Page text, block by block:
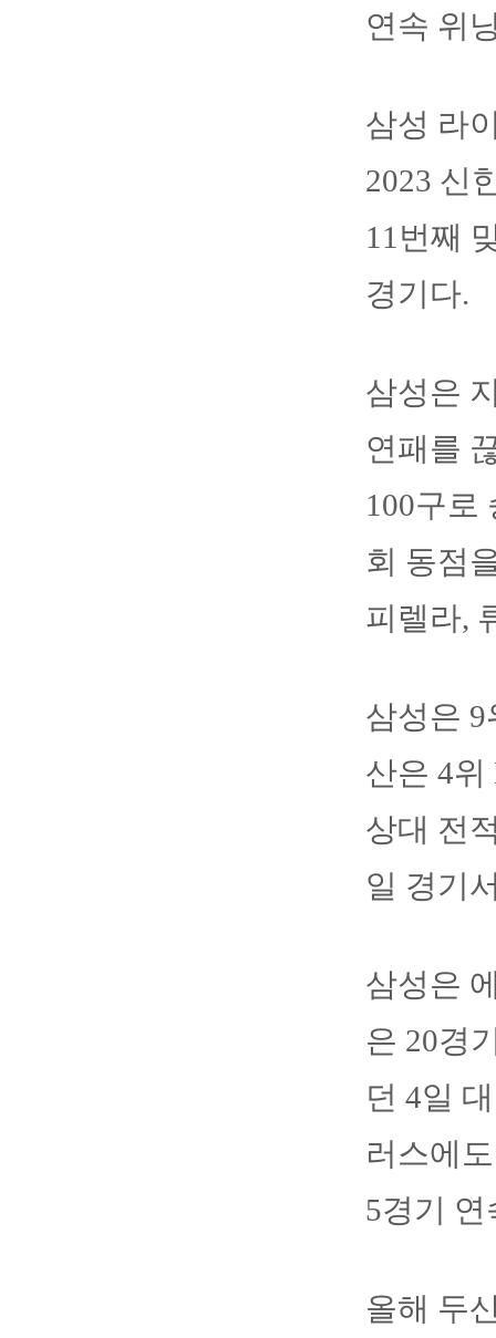
연속 위
삼성 라
2023 신
11번째
경기다.
삼성은
연패를
100구로
회 동점
피렐라,
삼성은 9
산은 4위
상대 전
일 경기
삼성은
은 20경
던 4일
러스에
5경기
올해 두